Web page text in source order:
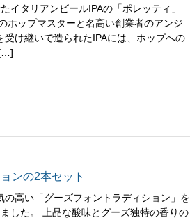
イタリアンビールIPAの「ポレッティ」
ホップマスターと名高い創業者のアンジ
受け継いで造られたIPAには、ホップへの
ンの2本セット
高い「グーズフォントラディション」を
した。 上品な酸味とグーズ独特の香りの